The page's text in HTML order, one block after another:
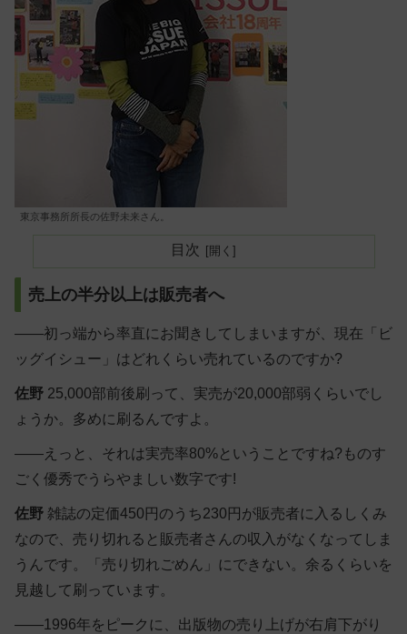
東京事務所所長の佐野未来さん。
目次
売上の半分以上は販売者へ
――初っ端から率直にお聞きしてしまいますが、現在「ビ
ッグイシュー」はどれくらい売れているのですか?
佐野 25,000部前後刷って、実売が20,000部弱くらいでし
ょうか。多めに刷るんですよ。
――えっと、それは実売率80%ということですね?ものす
ごく優秀でうらやましい数字です!
佐野 雑誌の定価450円のうち230円が販売者に入るしくみ
なので、売り切れると販売者さんの収入がなくなってしま
うんです。「売り切れごめん」にできない。余るくらいを
見越して刷っています。
――1996年をピークに、出版物の売り上げが右肩下がり